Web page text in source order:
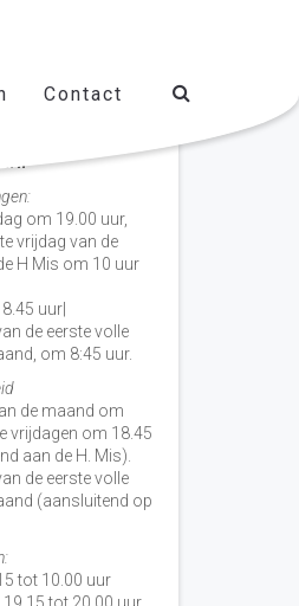
Contact
de week
om 19.00 uur,
vrijdag van de
H Mis om 10 uur
uur|
de eerste volle
om 8:45 uur.
de maand om
vrijdagen om 18.45
aan de H. Mis).
de eerste volle
(aansluitend op
tot 10.00 uur